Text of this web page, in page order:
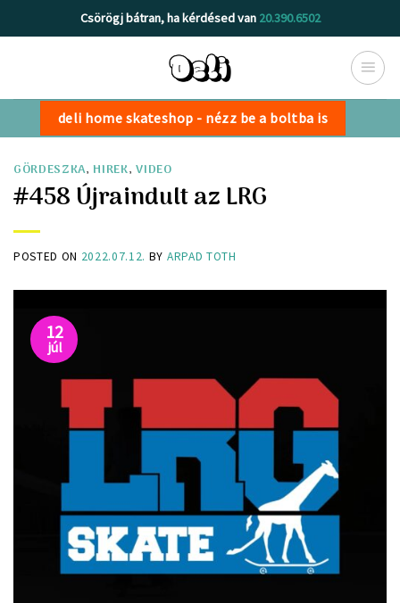
to
Csörögj bátran, ha kérdésed van 20.390.6502
deli home skateshop - nézz be a boltba is
GÖRDESZKA, HIREK,VIDEO
#458 Újraindult az LRG
POSTED ON 2022.07.12. BY ARPAD TOTH
12
júl